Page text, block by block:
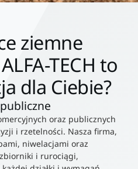
ziemne
TECH to
dla Ciebie?
oraz publicznych
i rzetelności. Nasza firma,
niwelacjami oraz
i rurociągi,